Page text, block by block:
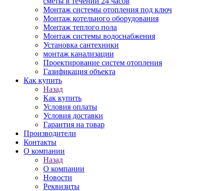
Монтаж системы отопления под ключ
Монтаж котельного оборудования
Монтаж теплого пола
Монтаж системы водоснабжения
Установка сантехники
монтаж канализации
Проектирование систем отопления
Газификация объекта
Как купить
Назад
Как купить
Условия оплаты
Условия доставки
Гарантия на товар
Производители
Контакты
О компании
Назад
О компании
Новости
Реквизиты